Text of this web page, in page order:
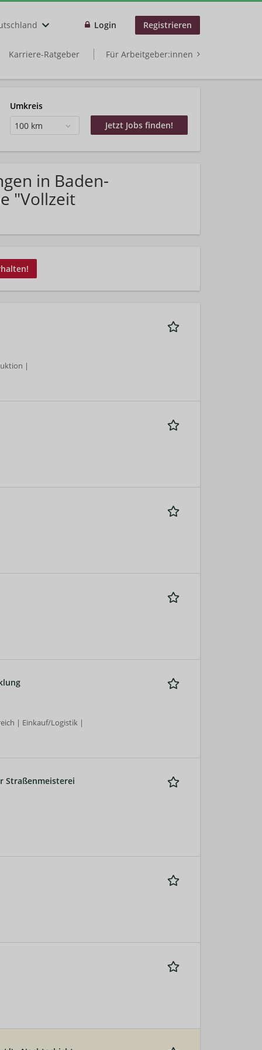
Login Registrieren
Karriere-Ratgeber Für Arbeitgeber:innen
Umkreis
100 km
in Baden-
"Vollzeit
|
| Einkauf/Logistik |
Straßenmeisterei